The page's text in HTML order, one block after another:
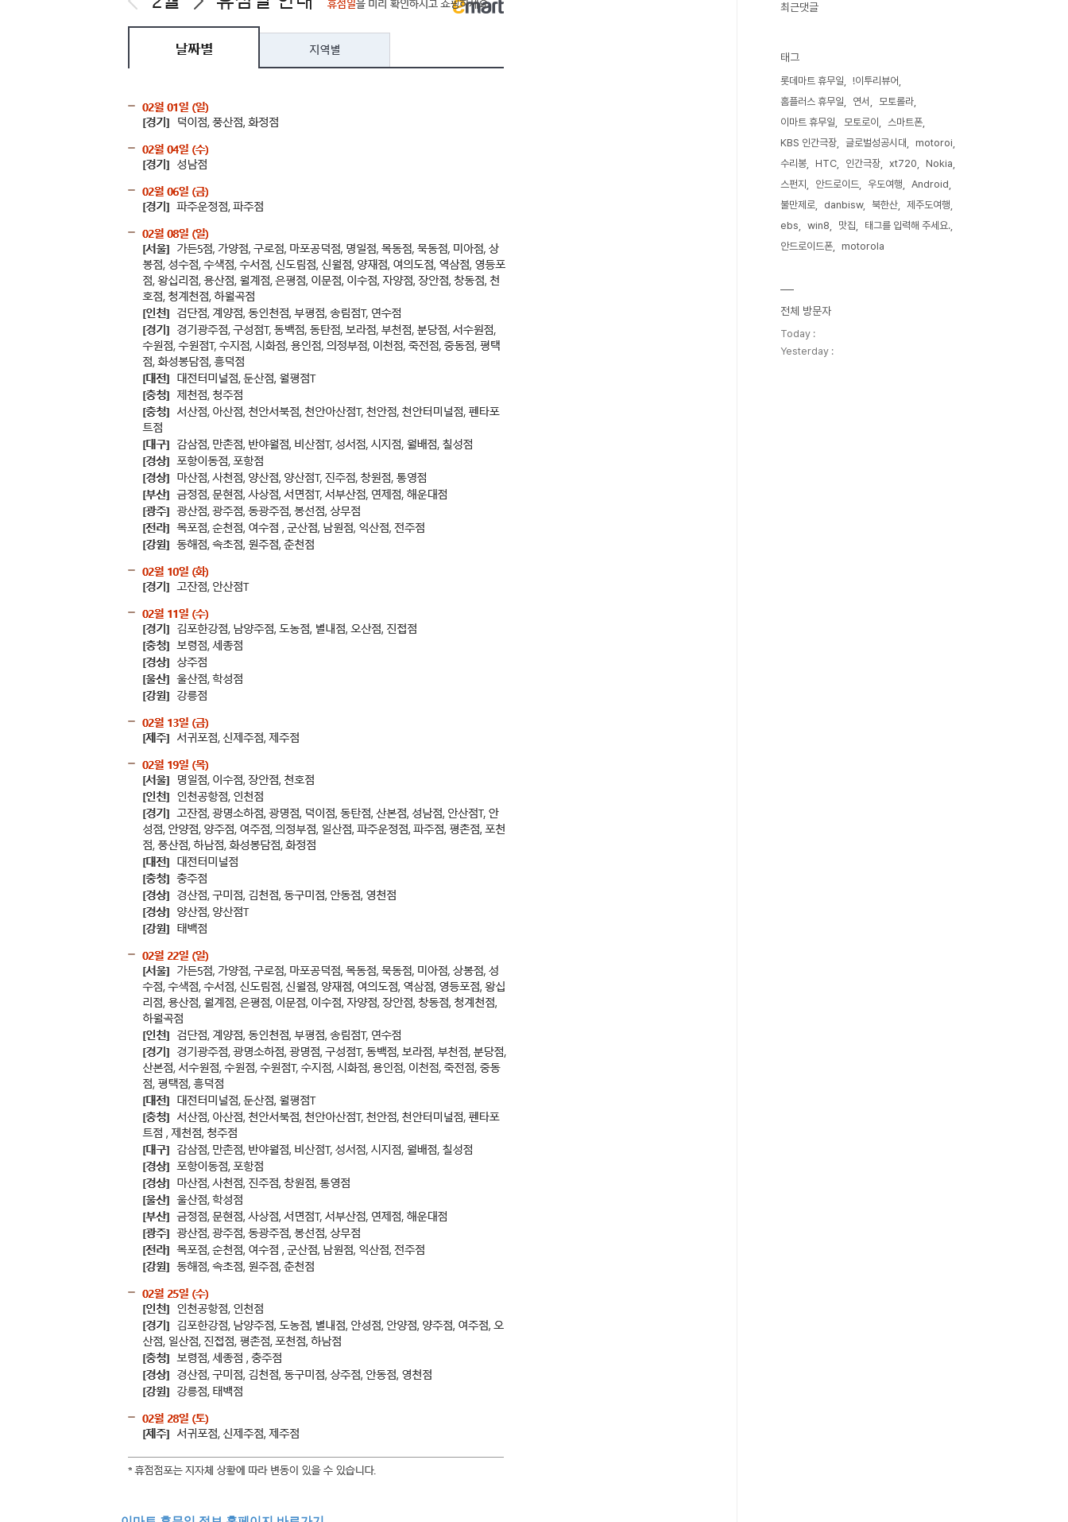
최근댓글
태그
롯데마트 휴무일
!이투리뷰어
홈플러스 휴무일
연서
모토롤라
이마트 휴무일
모토로이
스마트폰
KBS 인간극장
글로벌성공시대
motoroi
수리봉
HTC 인간극장 xt720
Nokia
스펀지
안드로이드 우도여행
Android
불만제로
danbisw 북한산
제주도여행
ebs
win8 맛집
태그를 입력해 주세요.
안드로이드폰
motorola
전체 방문자
Today :
Yesterday :